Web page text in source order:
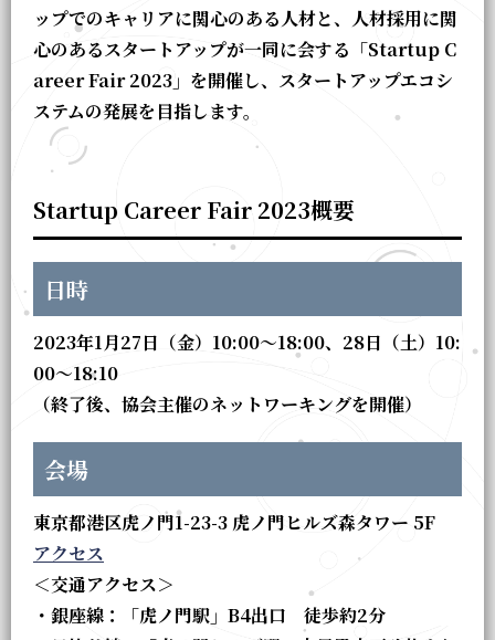
ップでのキャリアに関心のある人材と、人材採用に関
心のあるスタートアップが一同に会する「Startup C
areer Fair 2023」を開催し、スタートアップエコシ
ステムの発展を目指します。
Startup Career Fair 2023概要
日時
2023年1月27日（金）10:00～18:00、28日（土）10:
00～18:10
（終了後、協会主催のネットワーキングを開催）
会場
東京都港区虎ノ門1-23-3 虎ノ門ヒルズ森タワー 5F
アクセス
＜交通アクセス＞
・銀座線：「虎ノ門駅」B4出口 徒歩約2分